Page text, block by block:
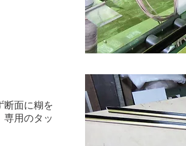
断面に糊を
専用のタッ